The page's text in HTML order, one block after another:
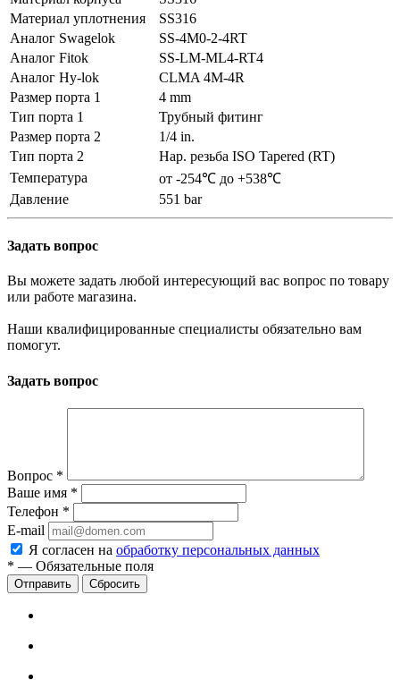
Материал уплотнения
SS316
Аналог Swagelok
SS-4M0-2-4RT
Аналог Fitok
SS-LM-ML4-RT4
Аналог Hy-lok
CLMA 4M-4R
Размер порта 1
4 mm
Тип порта 1
Трубный фитинг
Размер порта 2
1/4 in.
Тип порта 2
Нар. резьба ISO Tapered (RT)
Температура
от -254℃ до +538℃
Давление
551 bar
Задать вопрос
Вы можете задать любой интересующий вас вопрос по товару
или работе магазина.
Наши квалифицированные специалисты обязательно вам
помогут.
Задать вопрос
Вопрос *
Ваше имя *
Телефон *
E-mail
Я согласен на обработку персональных данных
* — Обязательные поля
Сбросить